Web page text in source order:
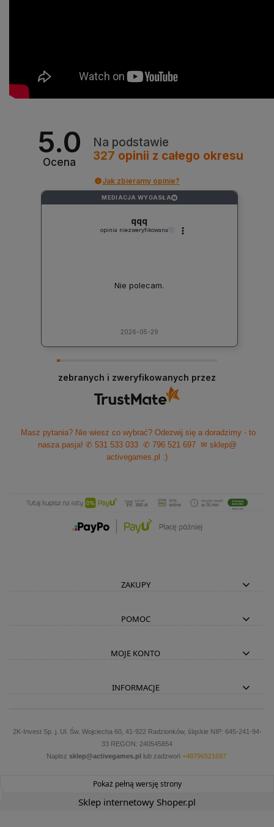
5.0
Ocena
Na podstawie
327 opinii z całego okresu
Jak zbieramy opinie?
MEDIACJA WYGASŁA ?
qqq
opinia niezweryfikowana
Nie polecam.
2026-05-29
zebranych i zweryfikowanych przez
Masz pytania? Nie wiesz co wybrać? Odezwij się a doradzimy - to
nasza pasja! ✆ 531 533 033 ✆ 796 521 697
✉ sklep@
activegames.pl :)
ZAKUPY
POMOC
MOJE KONTO
INFORMACJE
2K-Invest Sp. j. Ul. Św. Wojciecha 60, 41-922 Radzionków, śląskie NIP: 645-241-94-
33 REGON: 240545854
Napisz sklep@activegames.pl lub zadzwoń +48796521697
Pokaż pełną wersję strony
Sklep internetowy Shoper.pl